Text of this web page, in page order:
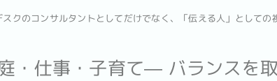
スクのコンサルタントとしてだけでなく、「伝える人」としての
・仕事・子育て― バランスを